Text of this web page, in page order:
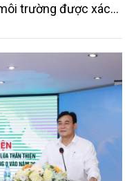
trường được xác
và cam kết bền vững
phát thải ròng